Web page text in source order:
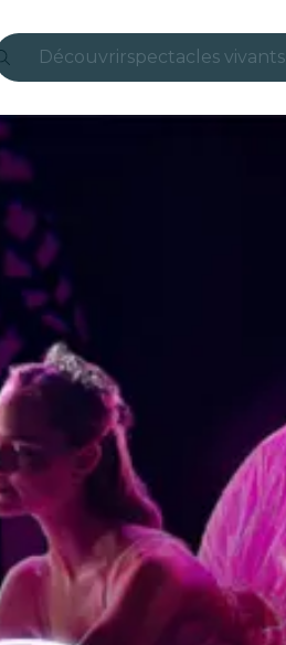
Découvrirspectacles vivants
visites urbaines
concerts
restaurants
cinéma